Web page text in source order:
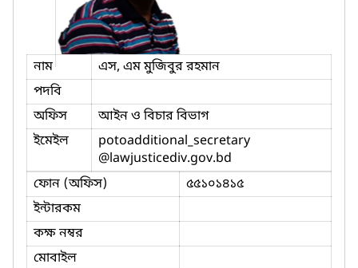
নাম
এস, এম মুজিবুর রহমান
পদবি
অফিস
আইন ও বিচার বিভাগ
ইমেইল
potoadditional_secretary
@lawjusticediv.gov.bd
ফোন (অফিস)
৫৫১০১৪১৫
ইন্টারকম
কক্ষ নম্বর
মোবাইল